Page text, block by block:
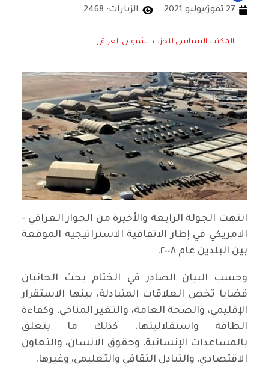
27 تموز/يوليو 2021
الزيارات: 2468
المكتب السياسي للحزب الشيوعي العراقي
انتهت الجولة الرابعة والأخيرة من الحوار العراقي -
الامريكي في إطار الاتفاقية الاستراتيجية الموقعة
بين البلدين عام ٢٠٠٨.
وحسب البيان الصادر في الختام بحث الجانبان
قضايا تخص العلاقات المتبادلة، بينها الاستقرار
الإقليمي، والصحة العامة، والتغير المناخي، وكفاءة
الطاقة واستقلاليتها، كذلك ما يتعلق
بالمساعدات الإنسانية، وحقوق الانسان، والتعاون
الاقتصادي، والتبادل الثقافي والتعليمي، وغيرها.